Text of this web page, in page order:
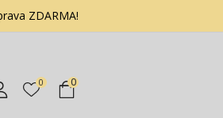
ZDARMA!
0
0